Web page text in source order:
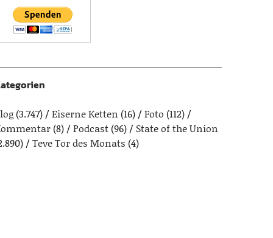
(3.747) Eiserne Ketten (16) Foto (112)
(8) Podcast(96)
State of the Union
Teve Tor des Monats (4)